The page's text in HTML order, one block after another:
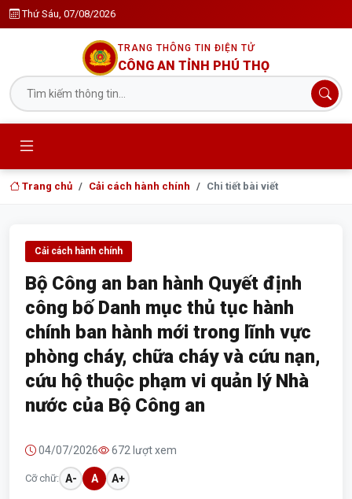
Thứ Sáu, 07/08/2026
TRANG THÔNG TIN ĐIỆN TỬ
CÔNG AN TỈNH PHÚ THỌ
Trang chủ Cải cách hành chính Chi tiết bài viết
Cải cách hành chính
Bộ Công an ban hành Quyết định
công bố Danh mục thủ tục hành
chính ban hành mới trong lĩnh vực
phòng cháy, chữa cháy và cứu nạn,
cứu hộ thuộc phạm vi quản lý Nhà
nước của Bộ Công an
04/07/2026 672 lượt xem
Cỡ chữ: A- A A+